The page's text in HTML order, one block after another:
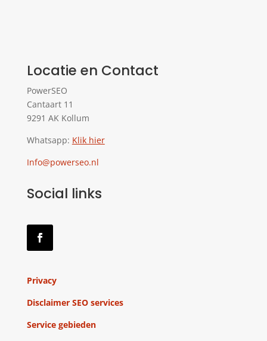
Locatie en Contact
PowerSEO
Cantaart 11
9291 AK Kollum
Whatsapp: Klik hier
Info@powerseo.nl
Social links
Privacy
Disclaimer SEO services
Service gebieden